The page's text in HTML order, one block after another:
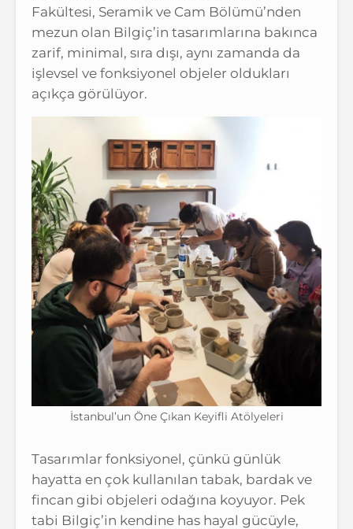
Fakültesi, Seramik ve Cam Bölümü’nden
mezun olan Bilgiç’in tasarımlarına bakınca
zarif, minimal, sıra dışı, aynı zamanda da
işlevsel ve fonksiyonel objeler oldukları
açıkça görülüyor.
İstanbul’un Öne Çıkan Keyifli Atölyeleri
Tasarımlar fonksiyonel, çünkü günlük
hayatta en çok kullanılan tabak, bardak ve
fincan gibi objeleri odağına koyuyor. Pek
tabi Bilgiç’in kendine has hayal gücüyle,